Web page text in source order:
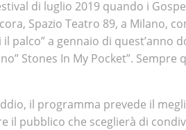
di luglio 2019 quando i
Spazio Teatro 89, a Milano,
il palco” a gennaio di
Stones In My Pocket”. Sempre
il programma prevede il
il pubblico che sceglierà di